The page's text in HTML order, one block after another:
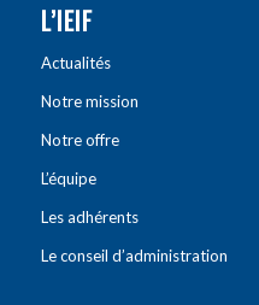
L’IEIF
Actualités
Notre mission
Notre offre
L’équipe
Les adhérents
Le conseil d’administration